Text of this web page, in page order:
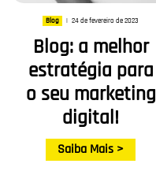
Blog | 24 de fevereiro de 2023
Blog: a melhor
estratégia para
o seu marketing
digital!
Saiba Mais >